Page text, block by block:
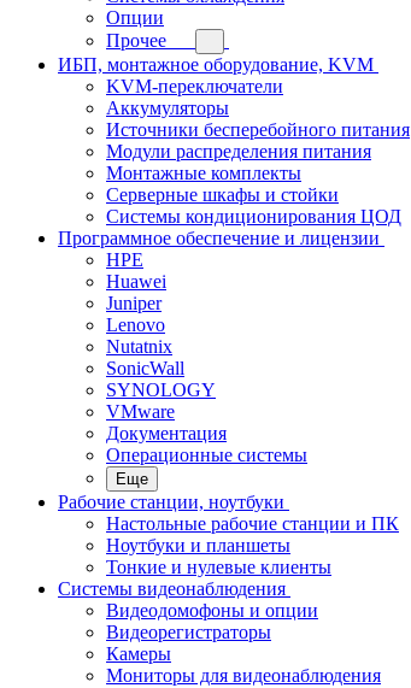
Опции
Прочее
ИБП, монтажное оборудование, KVM
KVM-переключатели
Аккумуляторы
Источники бесперебойного питания
Модули распределения питания
Монтажные комплекты
Серверные шкафы и стойки
Системы кондиционирования ЦОД
Программное обеспечение и лицензии
HPE
Huawei
Juniper
Lenovo
Nutatnix
SonicWall
SYNOLOGY
VMware
Документация
Операционные системы
Еще
Рабочие станции, ноутбуки
Настольные рабочие станции и ПК
Ноутбуки и планшеты
Тонкие и нулевые клиенты
Системы видеонаблюдения
Видеодомофоны и опции
Видеорегистраторы
Камеры
Мониторы для видеонаблюдения